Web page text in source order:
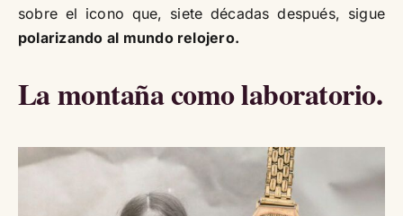
sobre el icono que, siete décadas después, sigue
polarizando al mundo relojero.
La montaña como laboratorio.